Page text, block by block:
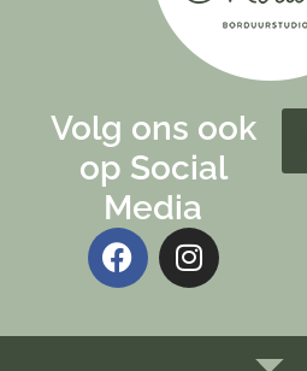
Volg ons ook
op Social
Media
F
a
e
I
n
t